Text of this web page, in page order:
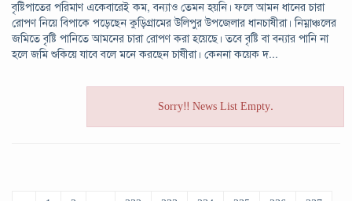
বৃষ্টিপাতের পরিমাণ একেবারেই কম, বন্যাও তেমন হয়নি। ফলে আমন ধানের চারা
রোপণ নিয়ে বিপাকে পড়েছেন কুড়িগ্রামের উলিপুর উপজেলার ধানচাষীরা। নিম্নাঞ্চলের
জমিতে বৃষ্টি পানিতে আমনের চারা রোপণ করা হয়েছে। তবে বৃষ্টি বা বন্যার পানি না
হলে জমি শুকিয়ে যাবে বলে মনে করছেন চাষীরা। কেননা কয়েক দ...
Sorry!! News List Empty.